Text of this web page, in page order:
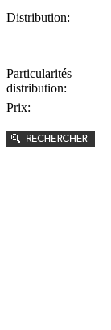
Distribution:
Particularités
distribution:
Prix: